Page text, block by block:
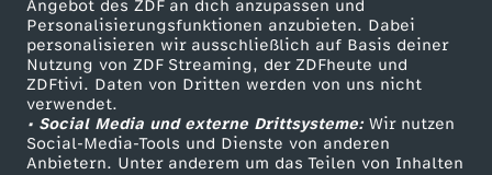
Angebot des ZDF an dich anzupassen und
Personalisierungsfunktionen anzubieten. Dabei
personalisieren wir ausschließlich auf Basis deiner
Nutzung von ZDF Streaming, der ZDFheute und
ZDFtivi. Daten von Dritten werden von uns nicht
verwendet.
• Social Media und externe Drittsysteme:Wir nutzen
Social-Media-Tools und Dienste von anderen
Anbietern. Unter anderem um das Teilen von Inhalten
e
i
m
TV-Programm
ZDF Unternehmen
Karriere